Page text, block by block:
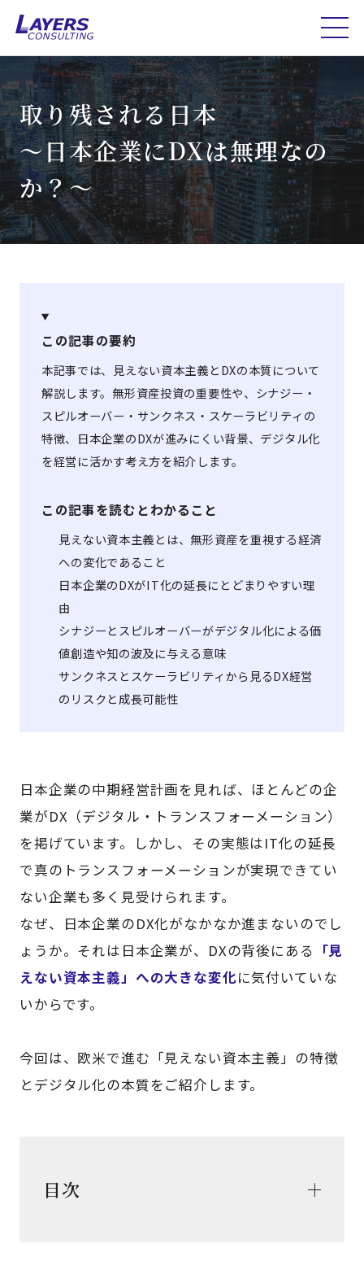
取り残される日本
～日本企業にDXは無理なの
か？～
この記事の要約
本記事では、見えない資本主義とDXの本質について
解説します。無形資産投資の重要性や、シナジー・
スピルオーバー・サンクネス・スケーラビリティの
特徴、日本企業のDXが進みにくい背景、デジタル化
を経営に活かす考え方を紹介します。
この記事を読むとわかること
見えない資本主義とは、無形資産を重視する経済
への変化であること
日本企業のDXがIT化の延長にとどまりやすい理
由
シナジーとスピルオーバーがデジタル化による価
値創造や知の波及に与える意味
サンクネスとスケーラビリティから見るDX経営
のリスクと成長可能性
日本企業の中期経営計画を見れば、ほとんどの企
業がDX（デジタル・トランスフォーメーション）
を掲げています。しかし、その実態はIT化の延長
で真のトランスフォーメーションが実現できてい
ない企業も多く見受けられます。
なぜ、日本企業のDX化がなかなか進まないのでし
ょうか。それは日本企業が、DXの背後にある 「見
えない資本主義」への大きな変化に気付いていな
いからです。
今回は、欧米で進む「見えない資本主義」の特徴
とデジタル化の本質をご紹介します。
目次